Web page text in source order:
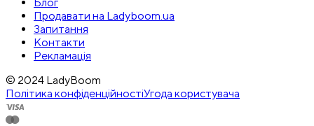
Блог
Продавати на Ladyboom.ua
Запитання
Контакти
Рекламація
© 2024 LadyBoom
Політика конфіденційностіУгода користувача